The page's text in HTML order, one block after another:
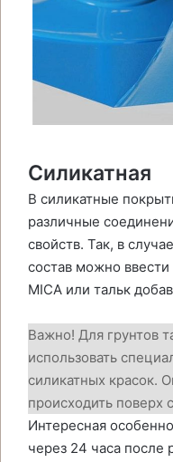
Силикатная
В силикатные
различные
свойств. Так, в
состав можно
MICA или тальк
Важно! Для грунтов
использовать
силикатных красок.
происходить поверх
Интересная
через 24 часа